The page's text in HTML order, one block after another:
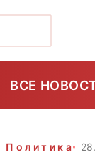
ВСЕ
Политика